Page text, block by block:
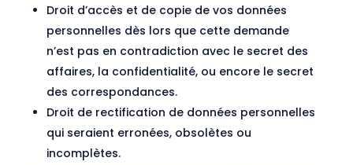
Droit d’accès et de copie de vos données
personnelles dès lors que cette demande
n’est pas en contradiction avec le secret des
affaires, la confidentialité, ou encore le secret
des correspondances.
Droit de rectification de données personnelles
qui seraient erronées, obsolètes ou
incomplètes.